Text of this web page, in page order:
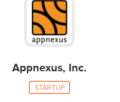
Appnexus, Inc.
STARTUP